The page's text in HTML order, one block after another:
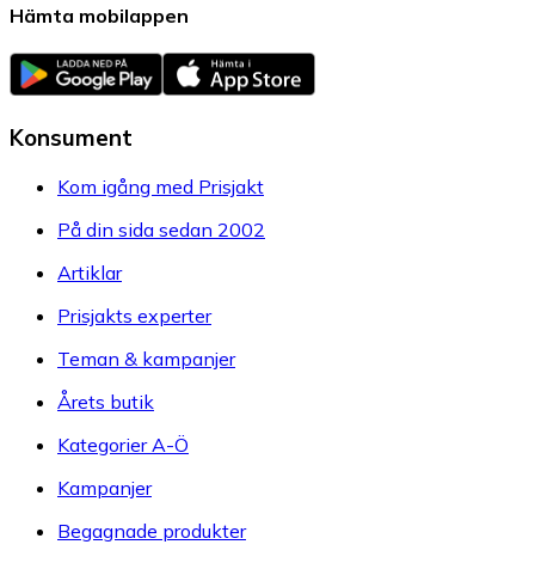
Hämta mobilappen
Konsument
Kom igång med Prisjakt
På din sida sedan 2002
Artiklar
Prisjakts experter
Teman & kampanjer
Årets butik
Kategorier A-Ö
Kampanjer
Begagnade produkter